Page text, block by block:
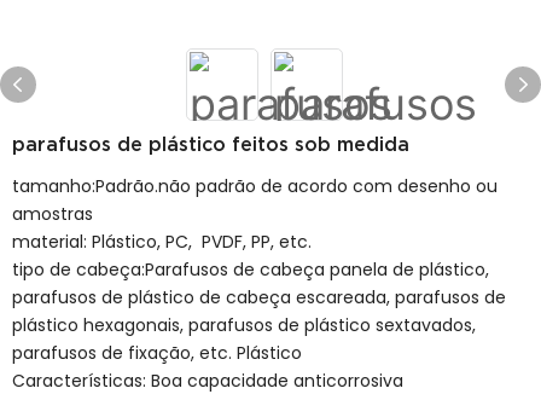
parafusos de plástico feitos sob medida
tamanho:Padrão.não padrão de acordo com desenho ou
amostras
material: Plástico, PC, PVDF, PP, etc.
tipo de cabeça:Parafusos de cabeça panela de plástico,
parafusos de plástico de cabeça escareada, parafusos de
plástico hexagonais, parafusos de plástico sextavados,
parafusos de fixação, etc. Plástico
Características: Boa capacidade anticorrosiva